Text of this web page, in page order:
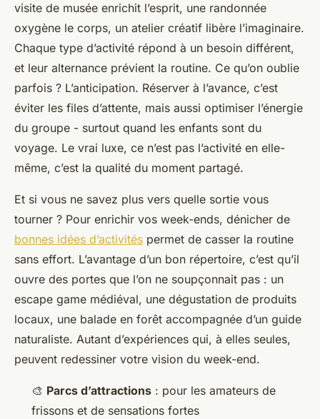
visite de musée enrichit l’esprit, une randonnée
oxygène le corps, un atelier créatif libère l’imaginaire.
Chaque type d’activité répond à un besoin différent,
et leur alternance prévient la routine. Ce qu’on oublie
parfois ? L’anticipation. Réserver à l’avance, c’est
éviter les files d’attente, mais aussi optimiser l’énergie
du groupe - surtout quand les enfants sont du
voyage. Le vrai luxe, ce n’est pas l’activité en elle-
même, c’est la qualité du moment partagé.
Et si vous ne savez plus vers quelle sortie vous
tourner ? Pour enrichir vos week-ends, dénicher de
bonnes idées d’activités permet de casser la routine
sans effort. L’avantage d’un bon répertoire, c’est qu’il
ouvre des portes que l’on ne soupçonnait pas : un
escape game médiéval, une dégustation de produits
locaux, une balade en forêt accompagnée d’un guide
naturaliste. Autant d’expériences qui, à elles seules,
peuvent redessiner votre vision du week-end.
🎨 Parcs d’attractions : pour les amateurs de
frissons et de sensations fortes